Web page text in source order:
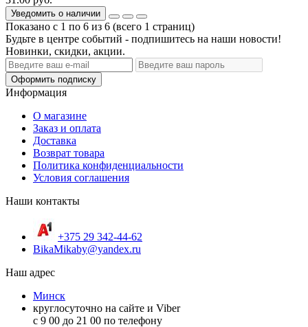
Уведомить о наличии
Показано с 1 по 6 из 6 (всего 1 страниц)
Будьте в центре событий - подпишитесь на наши новости!
Новинки, скидки, акции.
Оформить подписку
Информация
О магазине
Заказ и оплата
Доставка
Возврат товара
Политика конфиденциальности
Условия соглашения
Наши контакты
+375 29 342-44-62
BikaMikaby@yandex.ru
Наш адрес
Минск
круглосуточно на сайте и Viber
c 9 00 до 21 00 по телефону